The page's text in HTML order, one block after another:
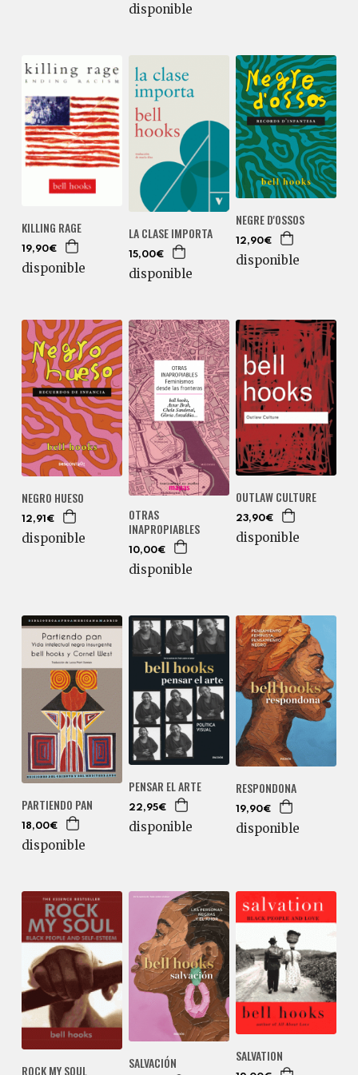
disponible
KILLING RAGE
19,90€
disponible
LA CLASE IMPORTA
15,00€
disponible
NEGRE D'OSSOS
12,90€
disponible
NEGRO HUESO
12,91€
disponible
OTRAS
INAPROPIABLES
10,00€
disponible
OUTLAW CULTURE
23,90€
disponible
PARTIENDO PAN
18,00€
disponible
PENSAR EL ARTE
22,95€
disponible
RESPONDONA
19,90€
disponible
ROCK MY SOUL SALVACIÓN SALVATION